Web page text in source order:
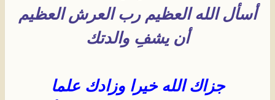
أسأل الله العظيم رب العرش العظيم
أن يشفِ والدتك
جزاك الله خيرا وزادك علما